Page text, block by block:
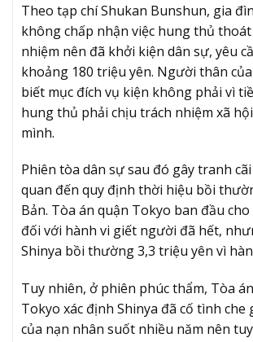
Theo tạp chí Shukan Bunshun, gia
không chấp nhận việc hung thủ
nhiệm nên đã khởi kiện dân sự, yêu
khoảng 180 triệu yên. Người thân
biết mục đích vụ kiện không phải vì
hung thủ phải chịu trách nhiệm xã
mình.
Phiên tòa dân sự sau đó gây tranh
quan đến quy định thời hiệu bồi
Bản. Tòa án quận Tokyo ban đầu
đối với hành vi giết người đã hết,
Shinya bồi thường 3,3 triệu yên vì
Tuy nhiên, ở phiên phúc thẩm, Tòa
Tokyo xác định Shinya đã cố tình che
của nạn nhân suốt nhiều năm nên